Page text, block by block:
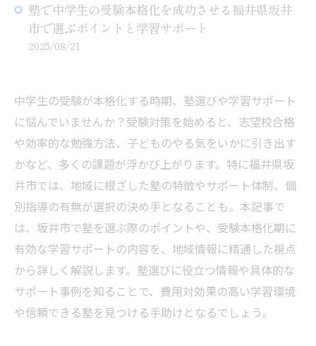
塾で中学生の受験本格化を成功させる福井県坂井
市で選ぶポイントと学習サポート
2025/08/21
中学生の受験が本格化する時期、塾選びや学習サポート
に悩んでいませんか？受験対策を始めると、志望校合格
や効率的な勉強方法、子どものやる気をいかに引き出す
かなど、多くの課題が浮かび上がります。特に福井県坂
井市では、地域に根ざした塾の特徴やサポート体制、個
別指導の有無が選択の決め手となることも。本記事で
は、坂井市で塾を選ぶ際のポイントや、受験本格化期に
有効な学習サポートの内容を、地域情報に精通した視点
から詳しく解説します。塾選びに役立つ情報や具体的な
サポート事例を知ることで、費用対効果の高い学習環境
や信頼できる塾を見つける手助けとなるでしょう。